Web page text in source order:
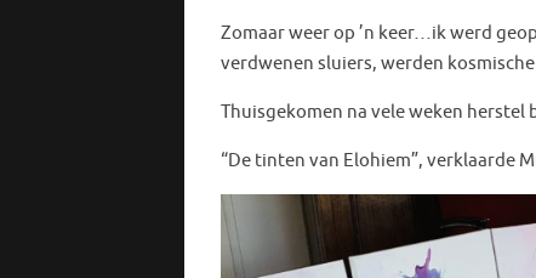
Zomaar weer op ’n keer…ik werd
verdwenen sluiers, werden
Thuisgekomen na vele weken
“De tinten van Elohiem”, verklaarde